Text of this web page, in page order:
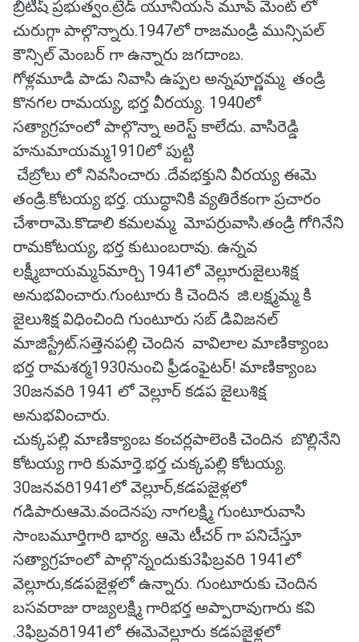
బ్రిటిష్ ప్రభుత్వం.ట్రేడ్ యూనియన్ మూవ్ మెంట్ లో
చురుగ్గా పాల్గొన్నారు.1947లో రాజమండ్రి మున్సిపల్
కౌన్సిల్ మెంబర్ గా ఉన్నారు జగదాంబ.
గోళ్లమూడి పాడు నివాసి ఉప్పల అన్నపూర్ణమ్మ తండ్రి
కొనగల రామయ్య, భర్త వీరయ్య. 1940లో
సత్యాగ్రహంలో పాల్గొన్నా అరెస్ట్ కాలేదు. వాసిరెడ్డి
హనుమాయమ్మ1910లో పుట్టి
చేబ్రోలు లో నివసించారు .దేవభక్తుని వీరయ్య ఈమె
తండ్రి.కోటయ్య భర్త. యుద్ధానికి వ్యతిరేకంగా ప్రచారం
చేశారామె.కొడాలి కమలమ్మ మోపర్రువాసి.తండ్రి గోగినేని
రామకోటయ్య, భర్త కుటుంబరావు. ఉన్నవ
లక్ష్మీబాయమ్మ5మార్చి 1941లో వెల్లూరుజైలుశిక్ష
అనుభవించారు.గుంటూరు కి చెందిన జి.లక్ష్మమ్మ కి
జైలుశిక్ష విధించింది గుంటూరు సబ్ డివిజనల్
మాజిస్ట్రేట్.సత్తెనపల్లి చెందిన వావిలాల మాణిక్యాంబ
భర్త రామశర్మ1930నుంచి ఫ్రీడంఫైటర్! మాణిక్యాంబ
30జనవరి 1941 లో వెల్లూర్ కడప జైలుశిక్ష
అనుభవించారు.
చుక్కపల్లి మాణిక్యాంబ కంచర్లపాలెంకి చెందిన బొల్లినేని
కోటయ్య గారి కుమార్తె.భర్త చుక్కపల్లి కోటయ్య.
30జనవరి1941లో వెల్లూర్,కడపజైళ్లలో
గడిపారుఆమె.వందెనపు నాగలక్ష్మి గుంటూరువాసి
సాంబమూర్తిగారి భార్య. ఆమె టీచర్ గా పనిచేస్తూ
సత్యాగ్రహంలో పాల్గొన్నందుకు3ఫిబ్రవరి 1941లో
వెల్లూరు,కడపజైళ్లలో ఉన్నారు. గుంటూరుకు చెందిన
బసవరాజు రాజ్యలక్ష్మి గారిభర్త అప్పారావుగారు కవి
.3ఫిబ్రవరి1941లో ఈమెవెల్లూరు కడపజైళ్లలో